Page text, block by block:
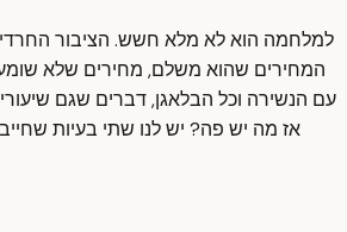
למלחמה הוא לא מלא חשש. הציבור החרדי
המחירים שהוא משלם, מחירים שלא
עם הנשירה וכל הבלאגן, דברים שגם
אז מה יש פה? יש לנו שתי בעיות